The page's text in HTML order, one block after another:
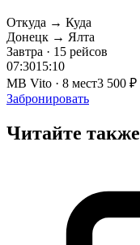
Откуда → Куда
Донецк → Ялта
Завтра · 15 рейсов
07:3015:10
MB Vito · 8 мест3 500 ₽
Забронировать
Читайте также